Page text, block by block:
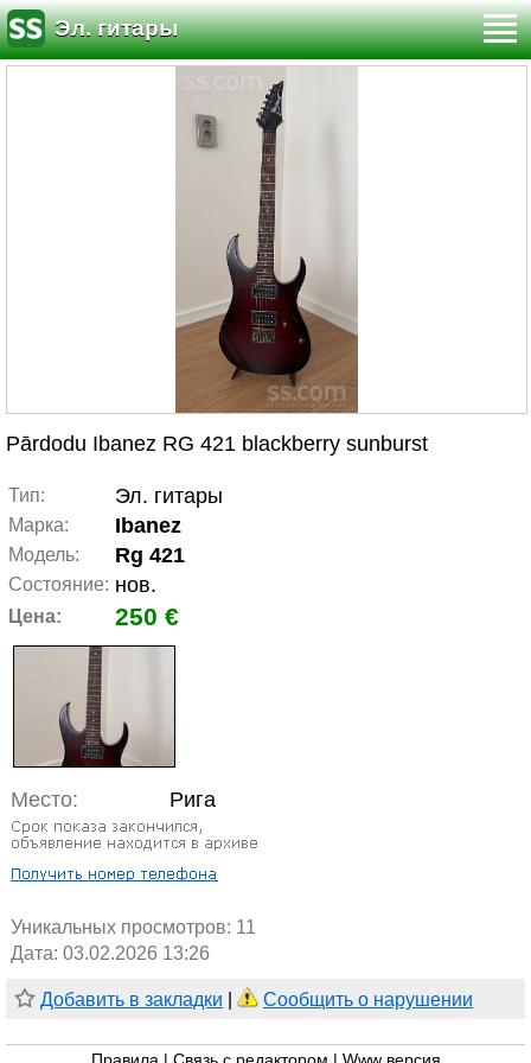
Эл. гитары
Pārdodu Ibanez RG 421 blackberry sunburst
Тип: Эл. гитары
Марка: Ibanez
Модель: Rg 421
Состояние: нов.
Цена: 250 €
Место: Рига
Уникальных просмотров: 11
Дата: 03.02.2026 13:26
Добавить в закладки Сообщить о нарушении